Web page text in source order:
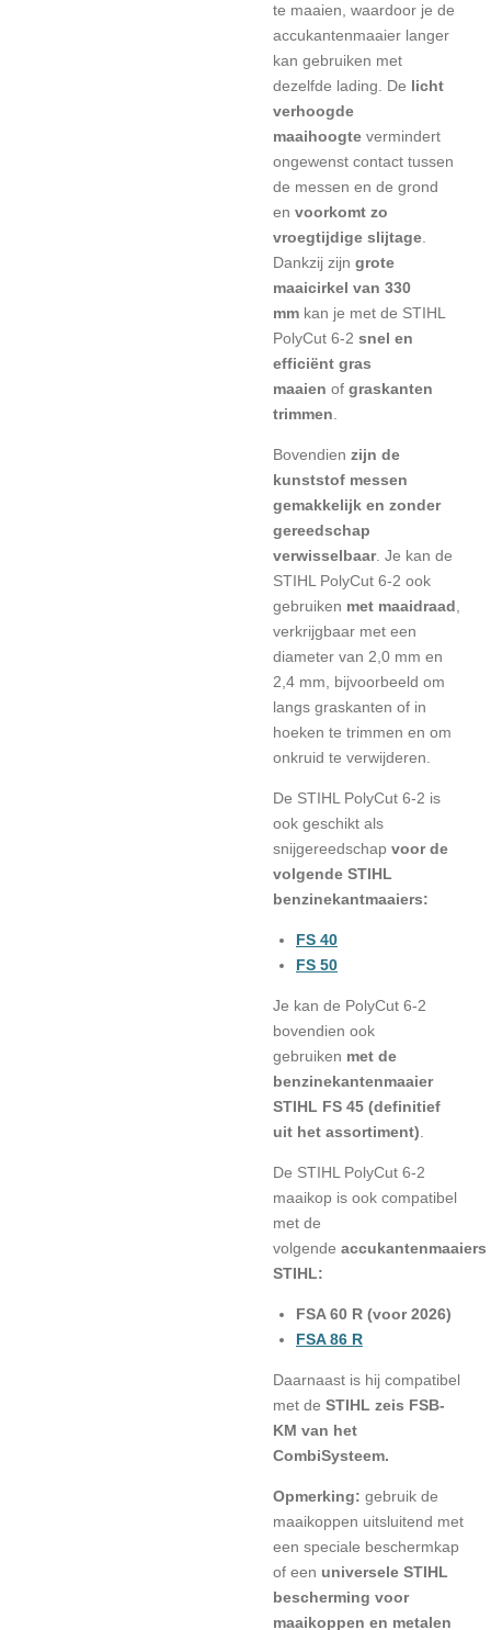
te maaien, waardoor je de
accukantenmaaier langer
kan gebruiken met
dezelfde lading. De licht
verhoogde
maaihoogte vermindert
ongewenst contact tussen
de messen en de grond
en voorkomt zo
vroegtijdige slijtage
Dankzij zijn grote
maaicirkel van 330
mm kan je met de STIHL
PolyCut 6-2 snel en
efficiënt gras
maaien of graskanten
trimmen
Bovendien zijn de
kunststof messen
gemakkelijk en zonder
gereedschap
verwisselbaar. Je kan de
STIHL PolyCut 6-2 ook
gebruiken met maaidraad
verkrijgbaar met een
diameter van 2,0 mm en
2,4 mm, bijvoorbeeld om
langs graskanten of in
hoeken te trimmen en om
onkruid te verwijderen.
De STIHL PolyCut 6-2 is
ook geschikt als
snijgereedschap voor de
volgende STIHL
benzinekantmaaiers:
FS 40
FS 50
Je kan de PolyCut 6-2
bovendien ook
gebruiken met de
benzinekantenmaaier
STIHL FS 45 (definitief
uit het assortiment)
De STIHL PolyCut 6-2
maaikop is ook compatibel
met de
volgende accukantenmaaiers
STIHL:
FSA 60 R (voor 2026)
FSA 86 R
Daarnaast is hij compatibel
met de STIHL zeis FSB-
KM van het
CombiSysteem.
Opmerking: gebruik de
maaikoppen uitsluitend met
een speciale beschermkap
of een universele STIHL
bescherming voor
maaikoppen en metalen